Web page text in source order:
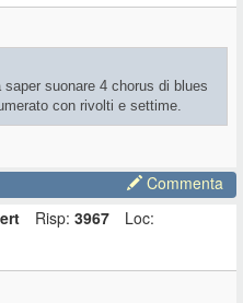
suonare 4 chorus di blues
con rivolti e settime.
Commenta
Risp: 3967 Loc: